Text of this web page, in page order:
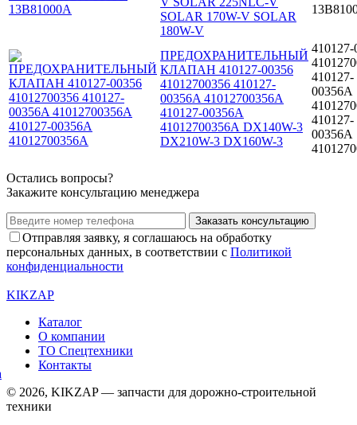
SOLAR 170W-V SOLAR
180W-V
ПРЕДОХРАНИТЕЛЬНЫЙ
КЛАПАН 410127-00356
41012700356 410127-
00356A 41012700356A
410127-00356А
41012700356А DX140W-3
DX210W-3 DX160W-3
410127-
410127-
00356A
410127-
00356А
Остались вопросы?
Закажите консультацию менеджера
Заказать консультацию
Отправляя заявку, я соглашаюсь на обработку
персональных данных, в соответствии с Политикой
конфиденциальности
KIKZAP
Каталог
О компании
ТО Спецтехники
Контакты
© 2026, KIKZAP — запчасти для дорожно-строительной
техники